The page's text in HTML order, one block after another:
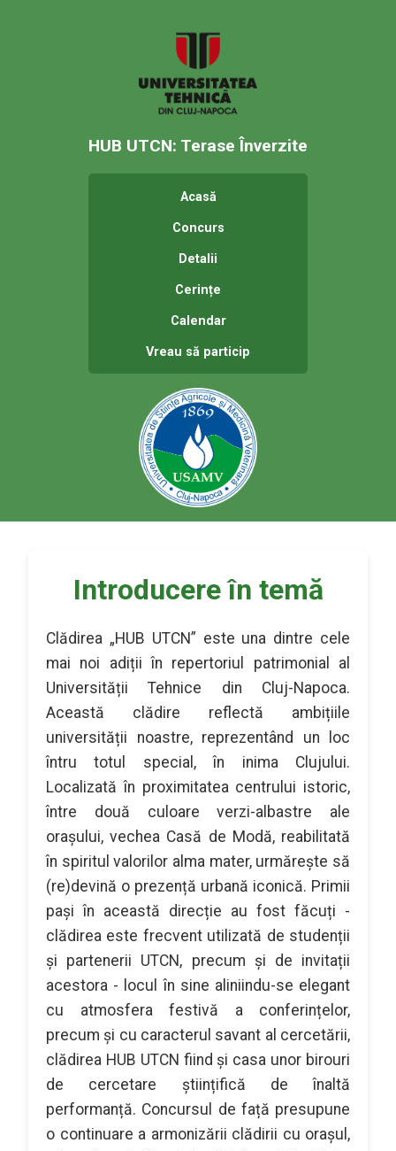
HUB UTCN: Terase Înverzite
Acasă
Concurs
Detalii
Cerințe
Calendar
Vreau să particip
Introducere în temă
Clădirea „HUB UTCN” este una dintre cele
mai noi adiții în repertoriul patrimonial al
Universității Tehnice din Cluj-Napoca.
Această clădire reflectă ambițiile
universității noastre, reprezentând un loc
întru totul special, în inima Clujului.
Localizată în proximitatea centrului istoric,
între două culoare verzi-albastre ale
orașului, vechea Casă de Modă, reabilitată
în spiritul valorilor alma mater, urmărește să
(re)devină o prezență urbană iconică. Primii
pași în această direcție au fost făcuți -
clădirea este frecvent utilizată de studenții
și partenerii UTCN, precum și de invitații
acestora - locul în sine aliniindu-se elegant
cu atmosfera festivă a conferințelor,
precum și cu caracterul savant al cercetării,
clădirea HUB UTCN fiind și casa unor birouri
de cercetare științifică de înaltă
performanță. Concursul de față presupune
o continuare a armonizării clădirii cu orașul,